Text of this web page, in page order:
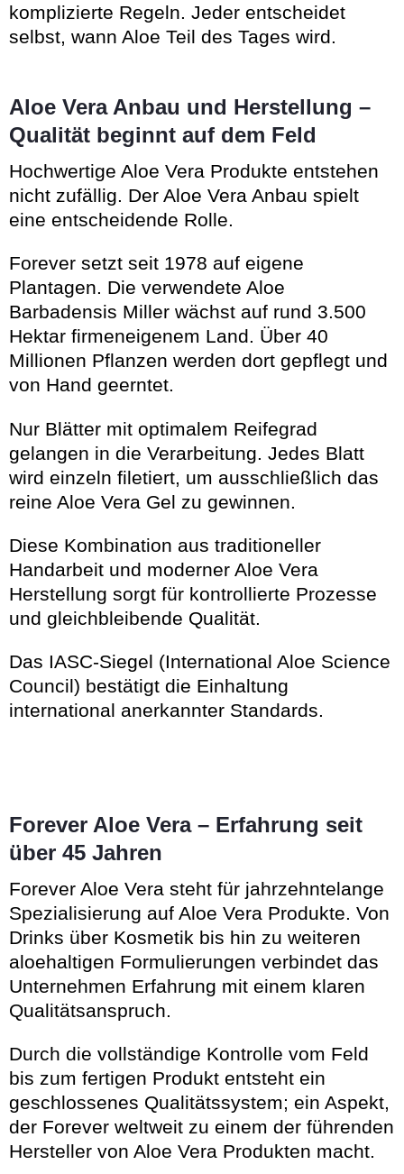
komplizierte Regeln. Jeder entscheidet
selbst, wann Aloe Teil des Tages wird.
Aloe Vera Anbau und Herstellung –
Qualität beginnt auf dem Feld
Hochwertige Aloe Vera Produkte entstehen
nicht zufällig. Der Aloe Vera Anbau spielt
eine entscheidende Rolle.
Forever setzt seit 1978 auf eigene
Plantagen. Die verwendete Aloe
Barbadensis Miller wächst auf rund 3.500
Hektar firmeneigenem Land. Über 40
Millionen Pflanzen werden dort gepflegt und
von Hand geerntet.
Nur Blätter mit optimalem Reifegrad
gelangen in die Verarbeitung. Jedes Blatt
wird einzeln filetiert, um ausschließlich das
reine Aloe Vera Gel zu gewinnen.
Diese Kombination aus traditioneller
Handarbeit und moderner Aloe Vera
Herstellung sorgt für kontrollierte Prozesse
und gleichbleibende Qualität.
Das IASC-Siegel (International Aloe Science
Council) bestätigt die Einhaltung
international anerkannter Standards.
Forever Aloe Vera – Erfahrung seit
über 45 Jahren
Forever Aloe Vera steht für jahrzehntelange
Spezialisierung auf Aloe Vera Produkte. Von
Drinks über Kosmetik bis hin zu weiteren
aloehaltigen Formulierungen verbindet das
Unternehmen Erfahrung mit einem klaren
Qualitätsanspruch.
Durch die vollständige Kontrolle vom Feld
bis zum fertigen Produkt entsteht ein
geschlossenes Qualitätssystem; ein Aspekt,
der Forever weltweit zu einem der führenden
Hersteller von Aloe Vera Produkten macht.